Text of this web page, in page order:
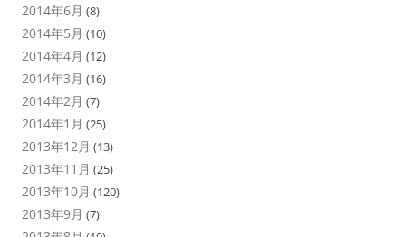
2014年6月 (8)
2014年5月 (10)
2014年4月 (12)
2014年3月 (16)
2014年2月 (7)
2014年1月 (25)
2013年12月 (13)
2013年11月 (25)
2013年10月 (120)
2013年9月 (7)